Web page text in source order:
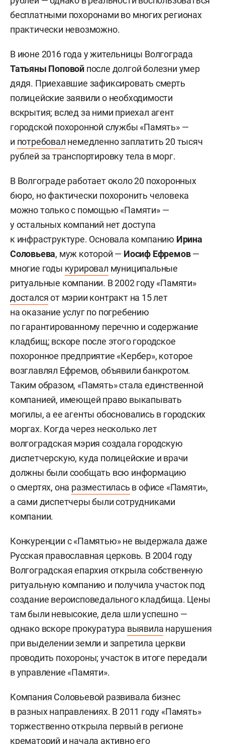
бесплатными похоронами во многих регионах
практически невозможно.
В июне 2016 года у жительницы Волгограда
Татьяны Поповой после долгой болезни умер
дядя. Приехавшие зафиксировать смерть
полицейские заявили о необходимости
вскрытия; вслед за ними приехал агент
городской похоронной службы «Память» —
и потребовал немедленно заплатить 20 тысяч
рублей за транспортировку тела в морг.
В Волгограде работает около 20 похоронных
бюро, но фактически похоронить человека
можно только с помощью «Памяти» —
у остальных компаний нет доступа
к инфраструктуре. Основала компанию Ирина
Соловьева, муж которой — Иосиф Ефремов—
многие годы курировал муниципальные
ритуальные компании. В 2002 году «Памяти»
досталсяот мэрии контракт на 15 лет
на оказание услуг по погребению
по гарантированному перечню и содержание
кладбищ; вскоре после этого городское
похоронное предприятие «Кербер», которое
возглавлял Ефремов, объявили банкротом.
Таким образом, «Память» стала единственной
компанией, имеющей право выкапывать
могилы, а ее агенты обосновались в городских
моргах. Когда через несколько лет
волгоградская мэрия создала городскую
диспетчерскую, куда полицейские и врачи
должны были сообщать всю информацию
о смертях, она разместилась в офисе «Памяти»,
а сами диспетчеры были сотрудниками
компании.
Конкуренции с «Памятью» не выдержала даже
Русская православная церковь. В 2004 году
Волгоградская епархия открыла собственную
ритуальную компанию и получила участок под
создание вероисповедального кладбища. Цены
там были невысокие, дела шли успешно —
однако вскоре прокуратура выявила нарушения
при выделении земли и запретила церкви
проводить похороны; участок в итоге передали
в управление «Памяти».
Компания Соловьевой развивала бизнес
в разных направлениях. В 2011 году «Память»
торжественно открыла первый в регионе
крематорий и начала активно его